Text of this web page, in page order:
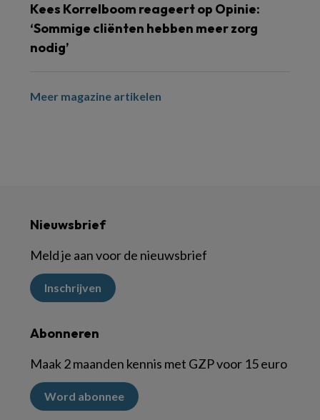
Kees Korrelboom reageert op Opinie:
‘Sommige cliënten hebben meer zorg
nodig’
Meer magazine artikelen
Nieuwsbrief
Meld je aan voor de nieuwsbrief
Inschrijven
Abonneren
Maak 2 maanden kennis met GZP voor 15 euro
Word abonnee